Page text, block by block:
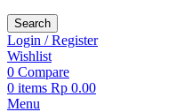
Search
Login / Register
Wishlist
0 Compare
0 items Rp 0.00
Menu